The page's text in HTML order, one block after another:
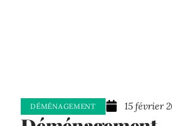
DÉMÉNAGEMENT 15 février